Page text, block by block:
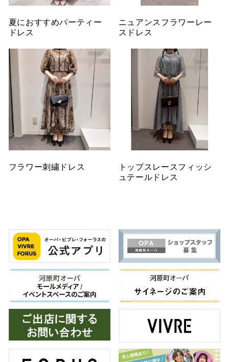
夏におすすめパーティー
ドレス
ニュアンスフラワーレー
スドレス
フラワー刺繍ドレス
トップスレースフィッシ
ュテールドレス